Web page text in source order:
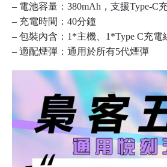
– 電池容量：380mAh，支援Type-C
– 充電時間：40分鐘
– 包裝內含：1*主機、1*Type C充電
– 適配煙彈：通用於所有5代煙彈